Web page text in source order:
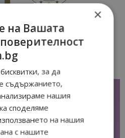
×
на Вашата
за да
съдържанието,
нашия
споделяме
на нашия
с нашите